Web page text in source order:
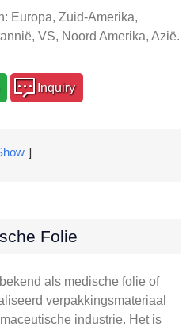
Europa, Zuid-Amerika,
VS, Noord Amerika, Azië.
Inquiry
Folie
als medische folie of
verpakkingsmateriaal
industrie. Het is